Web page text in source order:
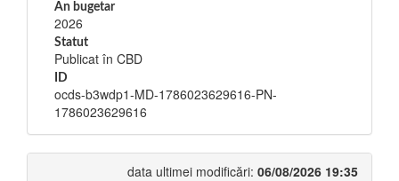
An bugetar
2026
Statut
Publicat în CBD
ID
ocds-b3wdp1-MD-1786023629616-PN-
1786023629616
data ultimei modificări: 06/08/2026 19:35